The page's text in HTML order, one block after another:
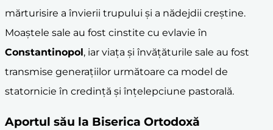
mărturisire a învierii trupului și a nădejdii creștine.
Moaștele sale au fost cinstite cu evlavie în
Constantinopol, iar viața și învățăturile sale au fost
transmise generațiilor următoare ca model de
statornicie în credință și înțelepciune pastorală.
Aportul său la Biserica Ortodoxă